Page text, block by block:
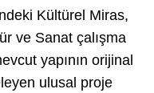
Kültürel Miras,
ve Sanat çalışma
yapının orijinal
ulusal proje